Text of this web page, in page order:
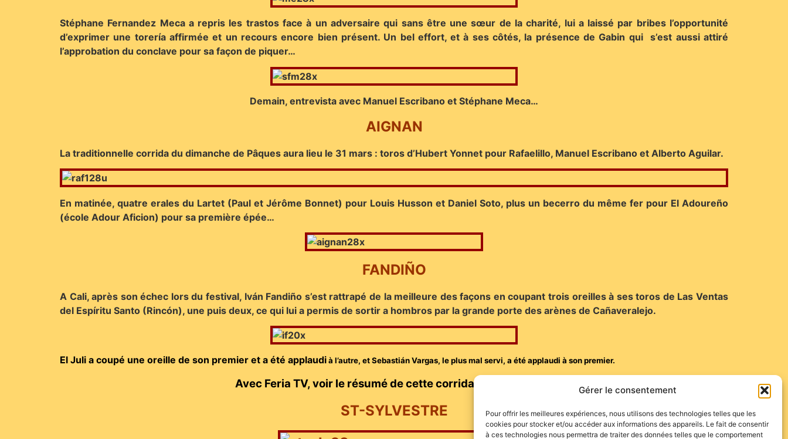
Gérer le consentement
Pour offrir les meilleures expériences, nous utilisons des technologies telles que les
cookies pour stocker et/ou accéder aux informations des appareils. Le fait de consentir
à ces technologies nous permettra de traiter des données telles que le comportement
Stéphane Fernandez Meca a repris les trastos face à un adversaire qui sans être une sœur de la charité, lui a laissé par bribes l’opportunité
d’exprimer une torería affirmée et un recours encore bien présent. Un bel effort, et à ses côtés, la présence de Gabin qui s’est aussi attiré
l’approbation du conclave pour sa façon de piquer…
Demain, entrevista avec Manuel Escribano et Stéphane Meca…
AIGNAN
La traditionnelle corrida du dimanche de Pâques aura lieu le 31 mars : toros d’Hubert Yonnet pour Rafaelillo, Manuel Escribano et Alberto Aguilar.
En matinée, quatre erales du Lartet (Paul et Jérôme Bonnet) pour Louis Husson et Daniel Soto, plus un becerro du même fer pour El Adoureño
(école Adour Aficion) pour sa première épée…
FANDIÑO
A Cali, après son échec lors du festival, Iván Fandiño s’est rattrapé de la meilleure des façons en coupant trois oreilles à ses toros de Las Ventas
del Espíritu Santo (Rincón), une puis deux, ce qui lui a permis de sortir a hombros par la grande porte des arènes de Cañaveralejo.
El Juli a coupé une oreille de son premier et a été applaudià l’autre, et Sebastián Vargas, le plus mal servi, a été applaudi à son premier.
Avec Feria TV, voir le résumé de cette corrida en cliquant
ST-SYLVESTRE